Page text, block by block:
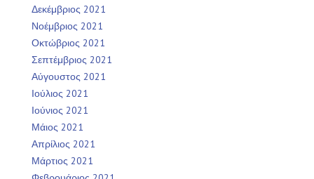
Δεκέμβριος 2021
Νοέμβριος 2021
Οκτώβριος 2021
Σεπτέμβριος 2021
Αύγουστος 2021
Ιούλιος 2021
Ιούνιος 2021
Μάιος 2021
Απρίλιος 2021
Μάρτιος 2021